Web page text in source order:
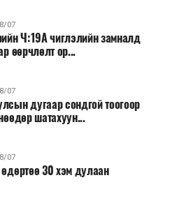
07
Ч:19А чиглэлийн замналд
өөрчлөлт ор...
07
дугаар сондгой тоогоор
шатахуун...
07
30 хэм дулаан